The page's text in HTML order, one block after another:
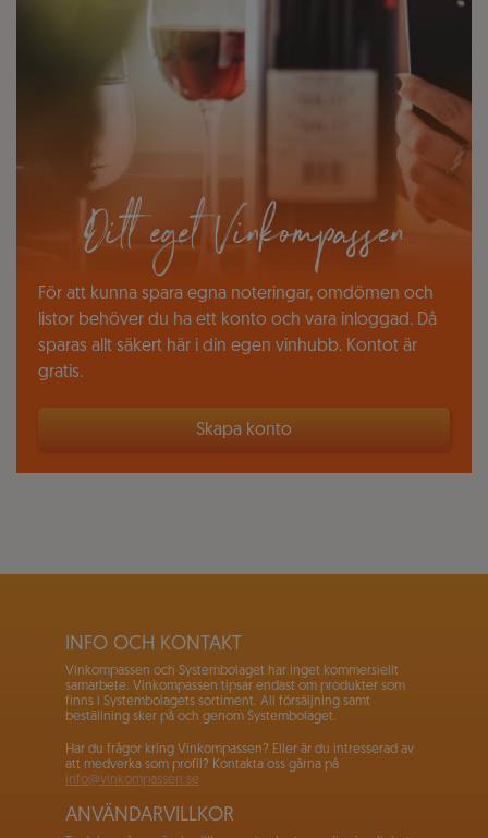
Ditt eget Vinkompassen
För att kunna spara egna noteringar, omdömen och
listor behöver du ha ett konto och vara inloggad. Då
sparas allt säkert här i din egen vinhubb. Kontot är
gratis.
Skapa konto
INFO OCH KONTAKT
Vinkompassen och Systembolaget har inget kommersiellt
samarbete. Vinkompassen tipsar endast om produkter som
finns i Systembolagets sortiment. All försäljning samt
beställning sker på och genom Systembolaget.
Har du frågor kring Vinkompassen? Eller är du intresserad av
att medverka som profil? Kontakta oss gärna på
info@vinkompassen.se
ANVÄNDARVILLKOR